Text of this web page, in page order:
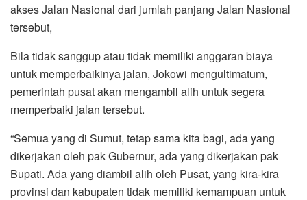
akses Jalan Nasional dari jumlah panjang Jalan Nasional
tersebut,
Bila tidak sanggup atau tidak memiliki anggaran biaya
untuk memperbaikinya jalan, Jokowi mengultimatum,
pemerintah pusat akan mengambil alih untuk segera
memperbaiki jalan tersebut.
“Semua yang di Sumut, tetap sama kita bagi, ada yang
dikerjakan oleh pak Gubernur, ada yang dikerjakan pak
Bupati. Ada yang diambil alih oleh Pusat, yang kira-kira
provinsi dan kabupaten tidak memiliki kemampuan untuk